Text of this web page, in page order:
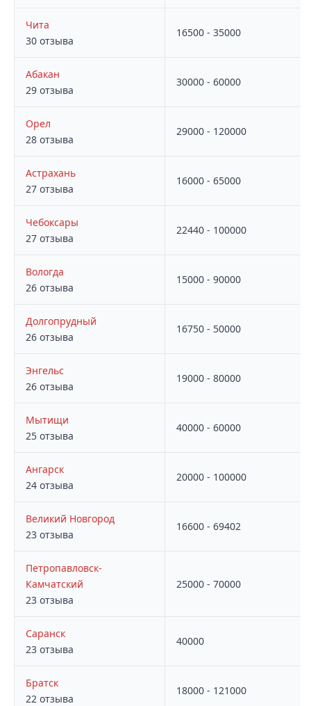
Чита
30 отзыва
16500 - 35000
Абакан
29 отзыва
30000 - 60000
Орел
28 отзыва
29000 - 120000
Астрахань
27 отзыва
16000 - 65000
Чебоксары
27 отзыва
22440 - 100000
Вологда
26 отзыва
15000 - 90000
Долгопрудный
26 отзыва
16750 - 50000
Энгельс
26 отзыва
19000 - 80000
Мытищи
25 отзыва
40000 - 60000
Ангарск
24 отзыва
20000 - 100000
Великий Новгород
23 отзыва
16600 - 69402
Петропавловск-
Камчатский
23 отзыва
25000 - 70000
Саранск
23 отзыва
40000
Братск
22 отзыва
18000 - 121000